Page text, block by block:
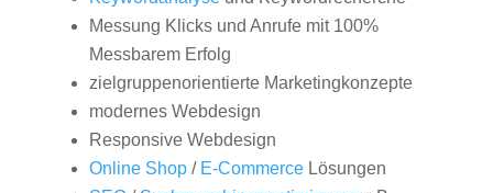
Messung Klicks und Anrufe mit 100%
Messbarem Erfolg
zielgruppenorientierte Marketingkonzepte
modernes Webdesign
Responsive Webdesign
Online Shop/ E-CommerceLösungen